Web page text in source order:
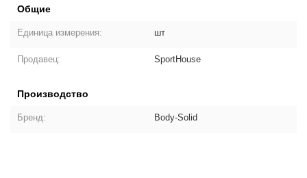
Общие
Единица измерения: шт
Продавец: SportHouse
Производство
Бренд: Body-Solid